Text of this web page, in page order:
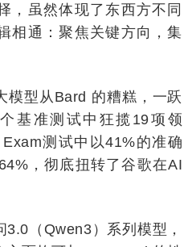
虽然体现了东西方不同
相通：聚焦关键方向，集
型从Bard 的糟糕，一跃
基准测试中狂揽19项领
测试中以41%的准确
，彻底扭转了谷歌在AI
（Qwen3）系列模型，